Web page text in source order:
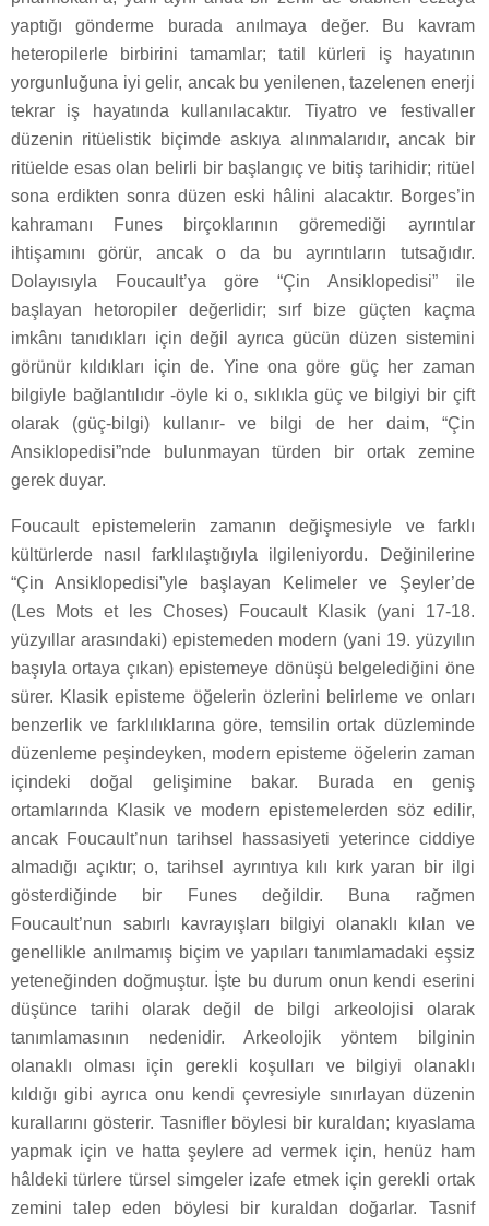
yaptığı gönderme burada anılmaya değer. Bu kavram
heteropilerle birbirini tamamlar; tatil kürleri iş hayatının
yorgunluğuna iyi gelir, ancak bu yenilenen, tazelenen enerji
tekrar iş hayatında kullanılacaktır. Tiyatro ve festivaller
düzenin ritüelistik biçimde askıya alınmalarıdır, ancak bir
ritüelde esas olan belirli bir başlangıç ve bitiş tarihidir; ritüel
sona erdikten sonra düzen eski hâlini alacaktır. Borges’in
kahramanı Funes birçoklarının göremediği ayrıntılar
ihtişamını görür, ancak o da bu ayrıntıların tutsağıdır.
Dolayısıyla Foucault’ya göre “Çin Ansiklopedisi” ile
başlayan hetoropiler değerlidir; sırf bize güçten kaçma
imkânı tanıdıkları için değil ayrıca gücün düzen sistemini
görünür kıldıkları için de. Yine ona göre güç her zaman
bilgiyle bağlantılıdır -öyle ki o, sıklıkla güç ve bilgiyi bir çift
olarak (güç-bilgi) kullanır- ve bilgi de her daim, “Çin
Ansiklopedisi”nde bulunmayan türden bir ortak zemine
gerek duyar.
Foucault epistemelerin zamanın değişmesiyle ve farklı
kültürlerde nasıl farklılaştığıyla ilgileniyordu. Değinilerine
“Çin Ansiklopedisi”yle başlayan Kelimeler ve Şeyler’de
(Les Mots et les Choses) Foucault Klasik (yani 17-18.
yüzyıllar arasındaki) epistemeden modern (yani 19. yüzyılın
başıyla ortaya çıkan) epistemeye dönüşü belgelediğini öne
sürer. Klasik episteme öğelerin özlerini belirleme ve onları
benzerlik ve farklılıklarına göre, temsilin ortak düzleminde
düzenleme peşindeyken, modern episteme öğelerin zaman
içindeki doğal gelişimine bakar. Burada en geniş
ortamlarında Klasik ve modern epistemelerden söz edilir,
ancak Foucault’nun tarihsel hassasiyeti yeterince ciddiye
almadığı açıktır; o, tarihsel ayrıntıya kılı kırk yaran bir ilgi
gösterdiğinde bir Funes değildir. Buna rağmen
Foucault’nun sabırlı kavrayışları bilgiyi olanaklı kılan ve
genellikle anılmamış biçim ve yapıları tanımlamadaki eşsiz
yeteneğinden doğmuştur. İşte bu durum onun kendi eserini
düşünce tarihi olarak değil de bilgi arkeolojisi olarak
tanımlamasının nedenidir. Arkeolojik yöntem bilginin
olanaklı olması için gerekli koşulları ve bilgiyi olanaklı
kıldığı gibi ayrıca onu kendi çevresiyle sınırlayan düzenin
kurallarını gösterir. Tasnifler böylesi bir kuraldan; kıyaslama
yapmak için ve hatta şeylere ad vermek için, henüz ham
hâldeki türlere türsel simgeler izafe etmek için gerekli ortak
zemini talep eden böylesi bir kuraldan doğarlar. Tasnif